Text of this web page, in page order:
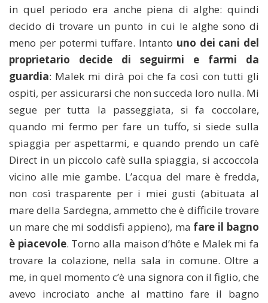
in quel periodo era anche piena di alghe: quindi
decido di trovare un punto in cui le alghe sono di
meno per potermi tuffare. Intanto uno dei cani del
proprietario decide di seguirmi e farmi da
guardia: Malek mi dirà poi che fa così con tutti gli
ospiti, per assicurarsi che non succeda loro nulla. Mi
segue per tutta la passeggiata, si fa coccolare,
quando mi fermo per fare un tuffo, si siede sulla
spiaggia per aspettarmi, e quando prendo un cafè
Direct in un piccolo cafè sulla spiaggia, si accoccola
vicino alle mie gambe. L’acqua del mare è fredda,
non così trasparente per i miei gusti (abituata al
mare della Sardegna, ammetto che è difficile trovare
un mare che mi soddisfi appieno), ma fare il bagno
è piacevole. Torno alla maison d’hôte e Malek mi fa
trovare la colazione, nella sala in comune. Oltre a
me, in quel momento c’è una signora con il figlio, che
avevo incrociato anche al mattino fare il bagno